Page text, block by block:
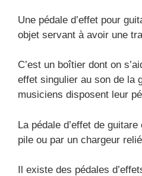
Une pédale d’effet pour
objet servant à avoir une
C’est un boîtier dont on
effet singulier au son de la
musiciens disposent leur
La pédale d’effet de
pile ou par un chargeur
Il existe des pédales